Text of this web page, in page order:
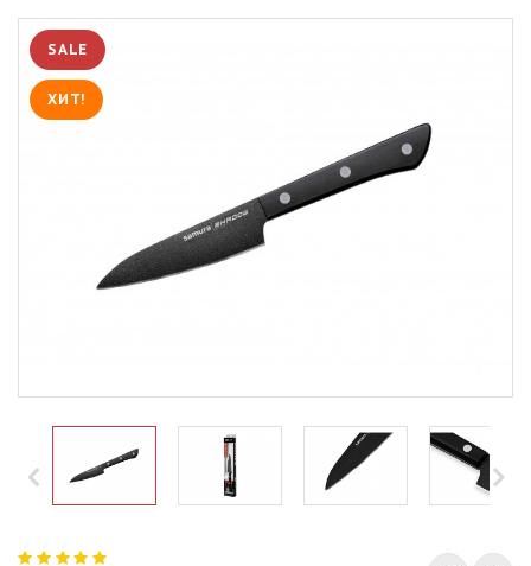
SALE
ХИТ!